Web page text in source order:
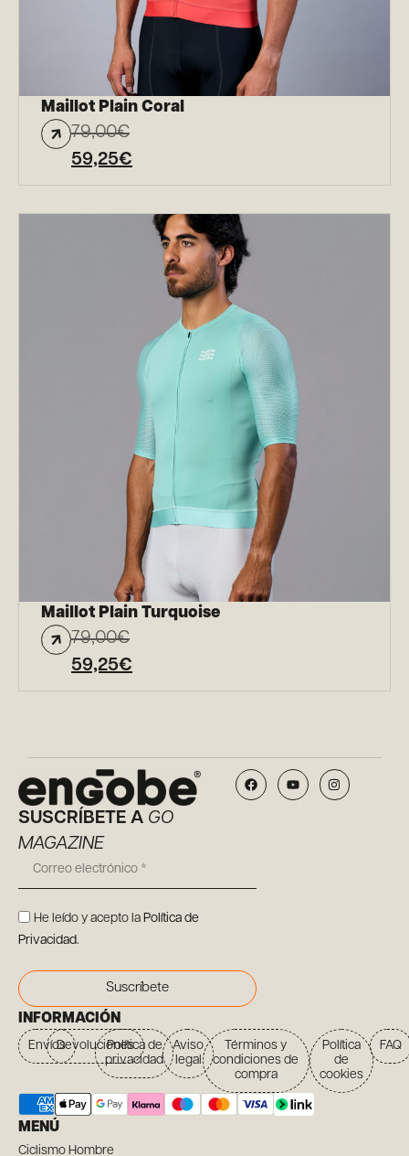
Maillot Plain Coral
79,00€
59,25€
Maillot Plain Turquoise
79,00€
59,25€
SUSCRÍBETE A GO
MAGAZINE
He leído y acepto la Política de
Privacidad.
Suscríbete
INFORMACIÓN
EnvíosDevolucionesPolítica de
privacidad
Aviso
legal
Términos y
condiciones de
compra
Política
de
cookies
FAQ
MENÚ
Ciclismo Hombre